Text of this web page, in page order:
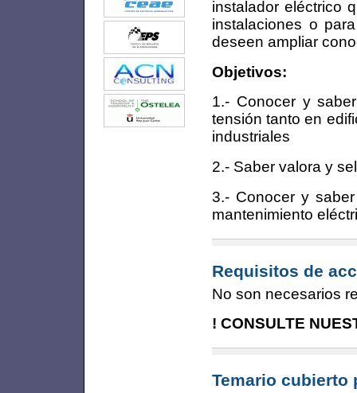
instalador eléctrico
instalaciones o
deseen ampliar
Objetivos:
1.- Conocer y
tensión tanto en
industriales
2.- Saber valora y
3.- Conocer y
mantenimiento
Requisitos de
No son necesarios
! CONSULTE
Temario cubierto